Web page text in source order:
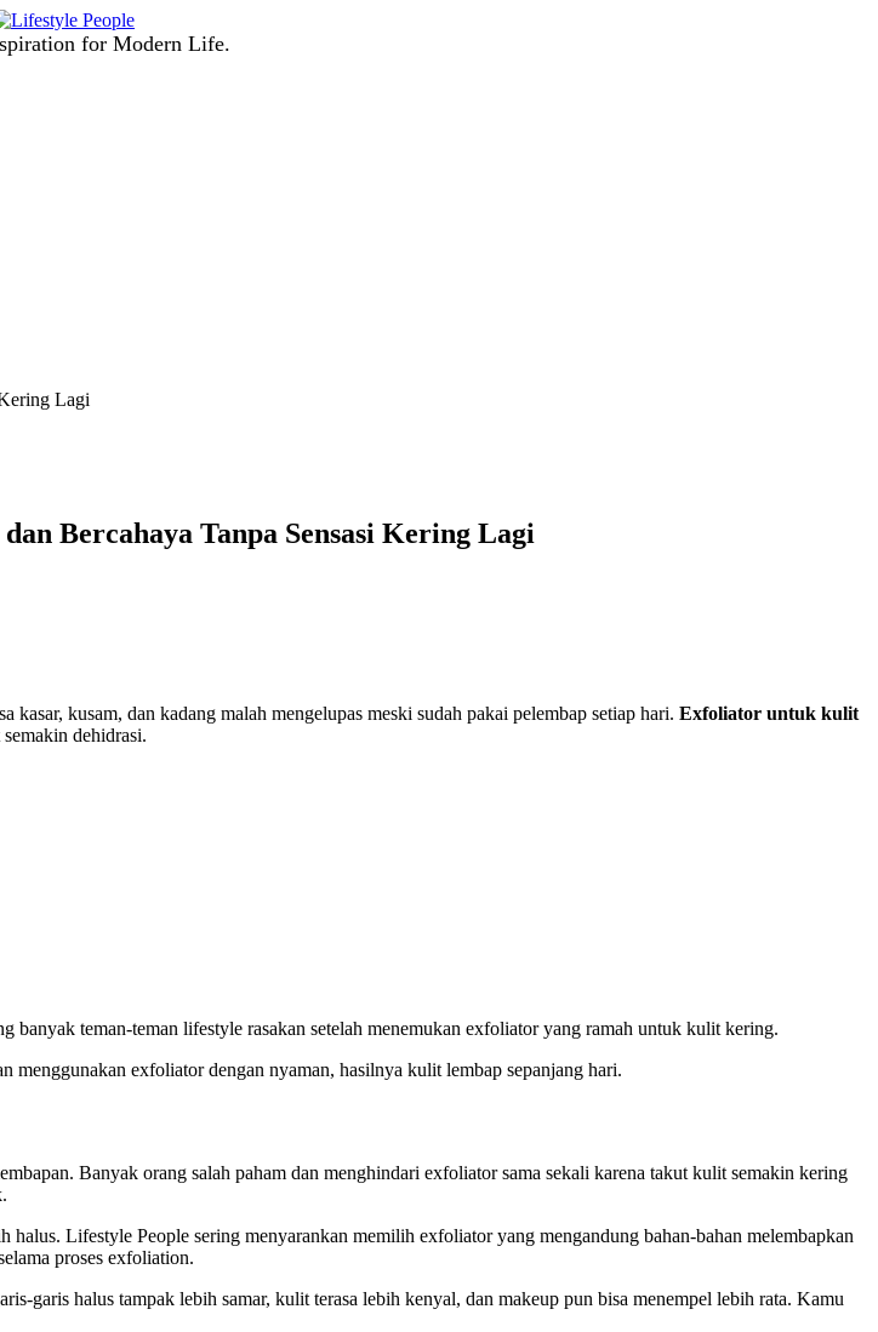
for Modern Life.
Lagi
Bercahaya Tanpa Sensasi Kering Lagi
kusam, dan kadang malah mengelupas meski sudah pakai pelembap setiap hari. Exfoliator untuk kulit
dehidrasi.
teman-teman lifestyle rasakan setelah menemukan exfoliator yang ramah untuk kulit kering.
menggunakan exfoliator dengan nyaman, hasilnya kulit lembap sepanjang hari.
Banyak orang salah paham dan menghindari exfoliator sama sekali karena takut kulit semakin kering
Lifestyle People sering menyarankan memilih exfoliator yang mengandung bahan-bahan melembapkan
proses exfoliation.
garis halus tampak lebih samar, kulit terasa lebih kenyal, dan makeup pun bisa menempel lebih rata. Kamu